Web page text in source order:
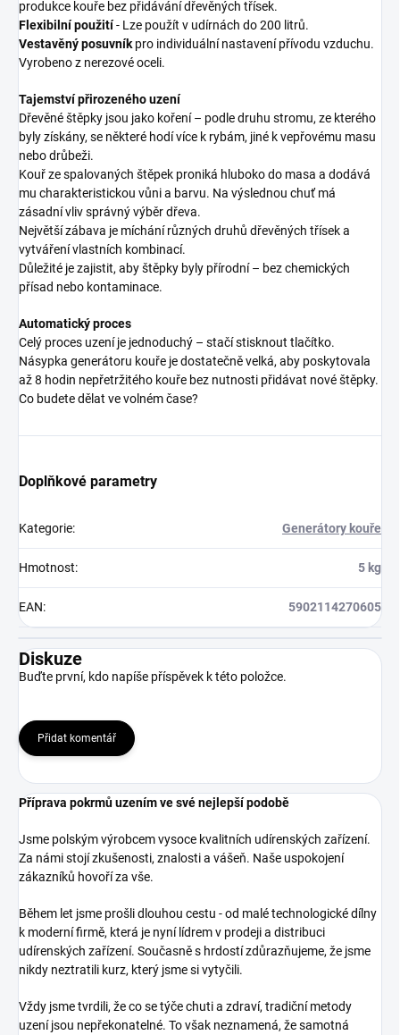
produkce kouře bez přidávání dřevěných třísek.
Flexibilní použití- Lze použít v udírnách do 200 litrů.
Vestavěný posuvník pro individuální nastavení přívodu vzduchu.
Vyrobeno z nerezové oceli.
Tajemství přirozeného uzení
Dřevěné štěpky jsou jako koření – podle druhu stromu, ze kterého
byly získány, se některé hodí více k rybám, jiné k vepřovému masu
nebo drůbeži.
Kouř ze spalovaných štěpek proniká hluboko do masa a dodává
mu charakteristickou vůni a barvu. Na výslednou chuť má
zásadní vliv správný výběr dřeva.
Největší zábava je míchání různých druhů dřevěných třísek a
vytváření vlastních kombinací.
Důležité je zajistit, aby štěpky byly přírodní – bez chemických
přísad nebo kontaminace.
Automatický proces
Celý proces uzení je jednoduchý – stačí stisknout tlačítko.
Násypka generátoru kouře je dostatečně velká, aby poskytovala
až 8 hodin nepřetržitého kouře bez nutnosti přidávat nové štěpky.
Co budete dělat ve volném čase?
Doplňkové parametry
Kategorie: Generátory kouře
Hmotnost: 5 kg
EAN: 5902114270605
Diskuze
Buďte první, kdo napíše příspěvek k této položce.
Přidat komentář
Příprava pokrmů uzením ve své nejlepší podobě
Jsme polským výrobcem vysoce kvalitních udírenských zařízení.
Za námi stojí zkušenosti, znalosti a vášeň. Naše uspokojení
zákazníků hovoří za vše.
Během let jsme prošli dlouhou cestu - od malé technologické dílny
k moderní firmě, která je nyní lídrem v prodeji a distribuci
udírenských zařízení. Současně s hrdostí zdůrazňujeme, že jsme
nikdy neztratili kurz, který jsme si vytyčili.
Vždy jsme tvrdili, že co se týče chuti a zdraví, tradiční metody
uzení jsou nepřekonatelné. To však neznamená, že samotná